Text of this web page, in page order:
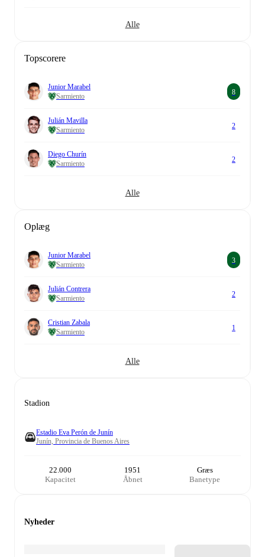
Alle
Topscorere
Junior Marabel
Sarmiento
8
Julián Mavilla
Sarmiento
2
Diego Churín
Sarmiento
2
Alle
Oplæg
Junior Marabel
Sarmiento
3
Julián Contrera
Sarmiento
2
Cristian Zabala
Sarmiento
1
Alle
Stadion
Estadio Eva Perón de Junín
Junín, Provincia de Buenos Aires
22.000
Kapacitet
1951
Åbnet
Græs
Banetype
Nyheder